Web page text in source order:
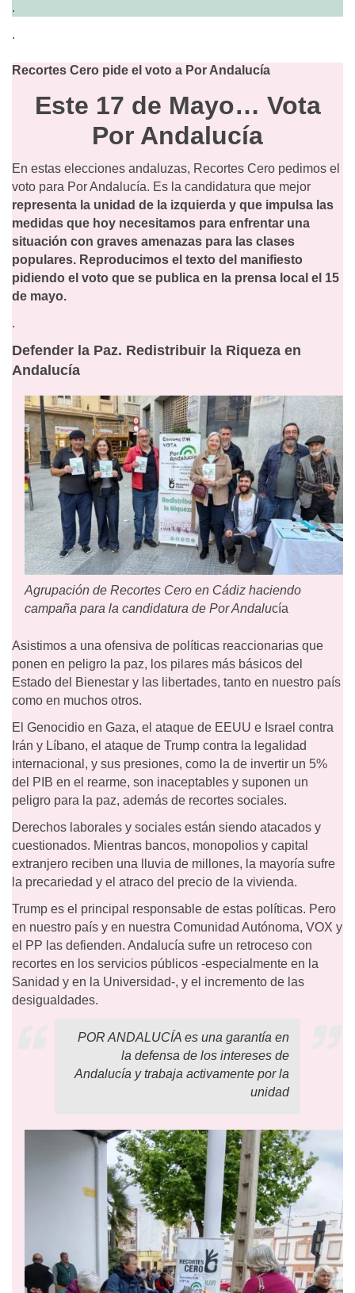
.
.
Recortes Cero pide el voto a Por Andalucía
Este 17 de Mayo… Vota
Por Andalucía
En estas elecciones andaluzas, Recortes Cero pedimos el
voto para Por Andalucía. Es la candidatura que mejor
representa la unidad de la izquierda y que impulsa las
medidas que hoy necesitamos para enfrentar una
situación con graves amenazas para las clases
populares. Reproducimos el texto del manifiesto
pidiendo el voto que se publica en la prensa local el 15
de mayo.
.
Defender la Paz. Redistribuir la Riqueza en
Andalucía
Agrupación de Recortes Cero en Cádiz haciendo
campaña para la candidatura de Por Andalucía
Asistimos a una ofensiva de políticas reaccionarias que
ponen en peligro la paz, los pilares más básicos del
Estado del Bienestar y las libertades, tanto en nuestro país
como en muchos otros.
El Genocidio en Gaza, el ataque de EEUU e Israel contra
Irán y Líbano, el ataque de Trump contra la legalidad
internacional, y sus presiones, como la de invertir un 5%
del PIB en el rearme, son inaceptables y suponen un
peligro para la paz, además de recortes sociales.
Derechos laborales y sociales están siendo atacados y
cuestionados. Mientras bancos, monopolios y capital
extranjero reciben una lluvia de millones, la mayoría sufre
la precariedad y el atraco del precio de la vivienda.
Trump es el principal responsable de estas políticas. Pero
en nuestro país y en nuestra Comunidad Autónoma, VOX y
el PP las defienden. Andalucía sufre un retroceso con
recortes en los servicios públicos -especialmente en la
Sanidad y en la Universidad-, y el incremento de las
desigualdades.
POR ANDALUCÍA es una garantía en
la defensa de los intereses de
Andalucía y trabaja activamente por la
unidad